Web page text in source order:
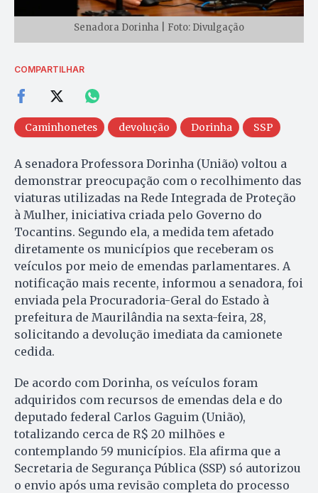
Senadora Dorinha | Foto: Divulgação
COMPARTILHAR
Caminhonetes devolução Dorinha SSP
A senadora Professora Dorinha (União) voltou a
demonstrar preocupação com o recolhimento das
viaturas utilizadas na Rede Integrada de Proteção
à Mulher, iniciativa criada pelo Governo do
Tocantins. Segundo ela, a medida tem afetado
diretamente os municípios que receberam os
veículos por meio de emendas parlamentares. A
notificação mais recente, informou a senadora, foi
enviada pela Procuradoria-Geral do Estado à
prefeitura de Maurilândia na sexta-feira, 28,
solicitando a devolução imediata da camionete
cedida.
De acordo com Dorinha, os veículos foram
adquiridos com recursos de emendas dela e do
deputado federal Carlos Gaguim (União),
totalizando cerca de R$ 20 milhões e
contemplando 59 municípios. Ela afirma que a
Secretaria de Segurança Pública (SSP) só autorizou
o envio após uma revisão completa do processo